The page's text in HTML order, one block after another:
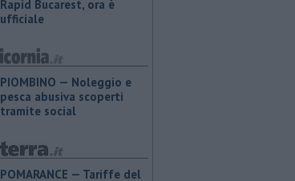
Rapid Bucarest, ora è
ufficiale
PIOMBINO — Noleggio e
pesca abusiva scoperti
tramite social
POMARANCE — Tariffe del